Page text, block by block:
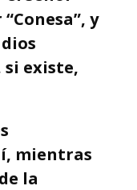
y
existe,
mientras
la